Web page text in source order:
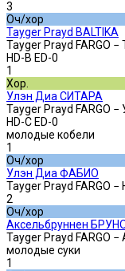
3
Оч/хор
Tayger Prayd BALTIKA
Tayger Prayd FARGO −
HD-B ED-0
1
Хор.
Улэн Диа СИТАРА
Tayger Prayd FARGO
HD-C ED-0
молодые кобели
1
Оч/хор
Улэн Диа ФАБИО
Tayger Prayd FARGO −
2
Оч/хор
Аксельбруннен БРУНО
Tayger Prayd FARGO
молодые суки
1